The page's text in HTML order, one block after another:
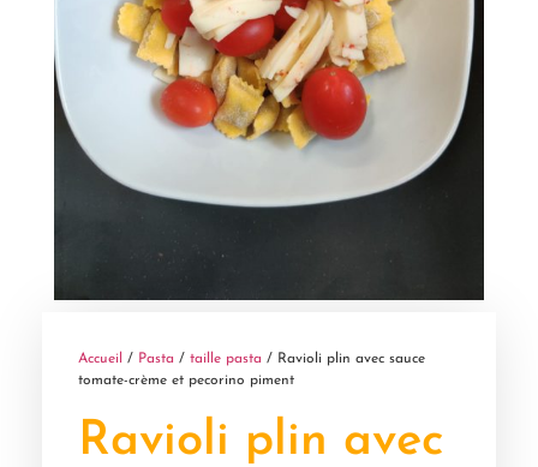
Accueil / Pasta / taille pasta / Ravioli plin avec sauce
tomate-crème et pecorino piment
Ravioli plin avec